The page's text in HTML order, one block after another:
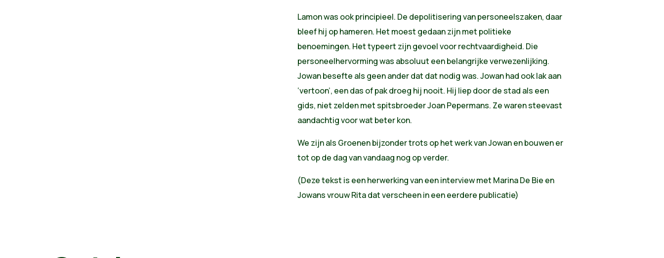
Lamon was ook principieel. De depolitisering van personeelszaken, daar
bleef hij op hameren. Het moest gedaan zijn met politieke
benoemingen. Het typeert zijn gevoel voor rechtvaardigheid. Die
personeelhervorming was absoluut een belangrijke verwezenlijking.
Jowan besefte als geen ander dat dat nodig was. Jowan had ook lak aan
‘vertoon’, een das of pak droeg hij nooit. Hij liep door de stad als een
gids, niet zelden met spitsbroeder Joan Pepermans. Ze waren steevast
aandachtig voor wat beter kon.
We zijn als Groenen bijzonder trots op het werk van Jowan en bouwen er
tot op de dag van vandaag nog op verder.
(Deze tekst is een herwerking van een interview met Marina De Bie en
Jowans vrouw Rita dat verscheen in een eerdere publicatie)